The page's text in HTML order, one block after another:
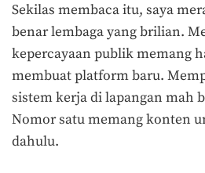
Sekilas membaca itu, saya
benar lembaga yang brilian.
kepercayaan publik memang
membuat platform baru.
sistem kerja di lapangan mah
Nomor satu memang konten
dahulu.